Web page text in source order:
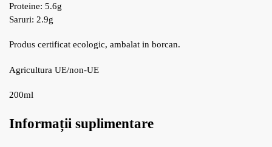
Proteine: 5.6g
Saruri: 2.9g
Produs certificat ecologic, ambalat in borcan.
Agricultura UE/non-UE
200ml
Informații suplimentare